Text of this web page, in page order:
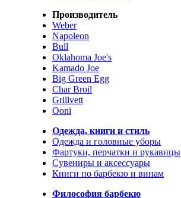
Производитель
Weber
Napoleon
Bull
Oklahoma Joe's
Kamado Joe
Big Green Egg
Char Broil
Grillvett
Ooni
Одежда, книги и стиль
Одежда и головные уборы
Фартуки, перчатки и рукавицы
Сувениры и аксессуары
Книги по барбекю и винам
Философия барбекю